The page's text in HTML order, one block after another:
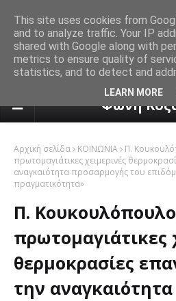
Φωνή
Αρχική σελίδα ΚΟΙΝΩΝΙΑ
Π.
πρωτομαγιάτικες χειμερινές
αναγκαιότητα προσαρμογής του
πραγματικότητα»
Π.
πρωτομαγιάτικες
θερμοκρασίες
την αναγκαιότητα
This site uses cookies from
and to analyze traffic. Your IP
shared with Google along with
metrics to ensure quality of
statistics, and to detect and
LEARN MORE